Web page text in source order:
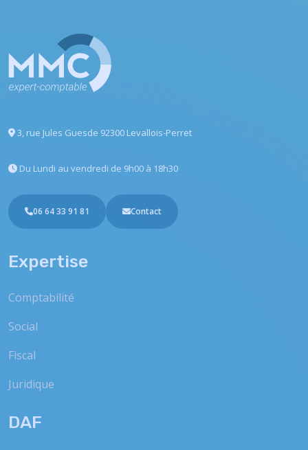
3, rue Jules Guesde 92300 Levallois-Perret
Du Lundi au vendredi de 9h00 à 18h30
06 64 33 91 81 Contact
Expertise
Comptabilité
Social
Fiscal
Juridique
DAF